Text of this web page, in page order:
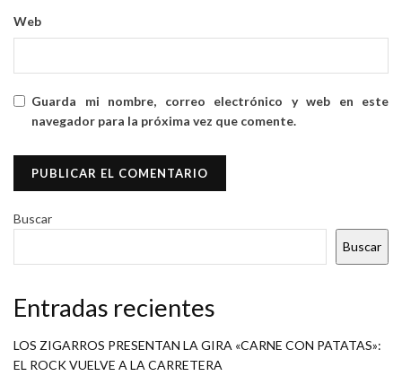
Web
Guarda mi nombre, correo electrónico y web en este
navegador para la próxima vez que comente.
Buscar
Buscar
Entradas recientes
LOS ZIGARROS PRESENTAN LA GIRA «CARNE CON PATATAS»:
EL ROCK VUELVE A LA CARRETERA